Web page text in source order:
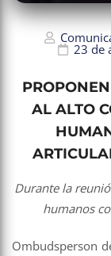
23 de
AL ALTO
Durante la
humanos
Ombudsperson